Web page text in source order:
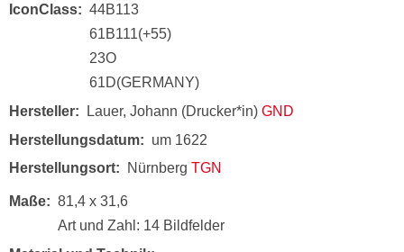
IconClass
44B113
61B111(+55)
23O
61D(GERMANY)
Hersteller
Lauer, Johann (Drucker*in) GND
Herstellungsdatum
um 1622
Herstellungsort
Nürnberg TGN
Maße
81,4 x 31,6
Art und Zahl: 14 Bildfelder